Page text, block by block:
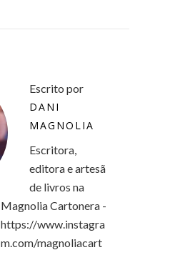
Escrito por
DANI
MAGNOLIA
Escritora,
editora e artesã
de livros na
Magnolia Cartonera -
https://www.instagra
m.com/magnoliacart